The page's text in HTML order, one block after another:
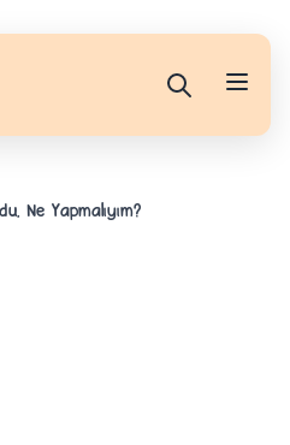
Ne Yapmalıyım?